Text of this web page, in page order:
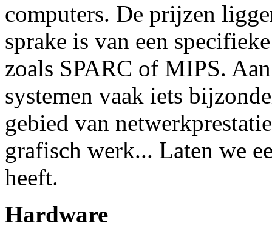
computers. De prijzen
sprake is van een
zoals SPARC of MIPS.
systemen vaak iets
gebied van
grafisch werk... Laten we
heeft.
Hardware